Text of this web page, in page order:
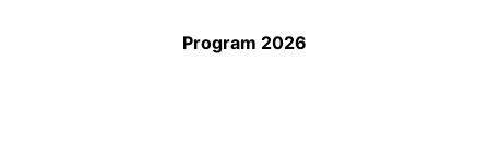
Program 2026